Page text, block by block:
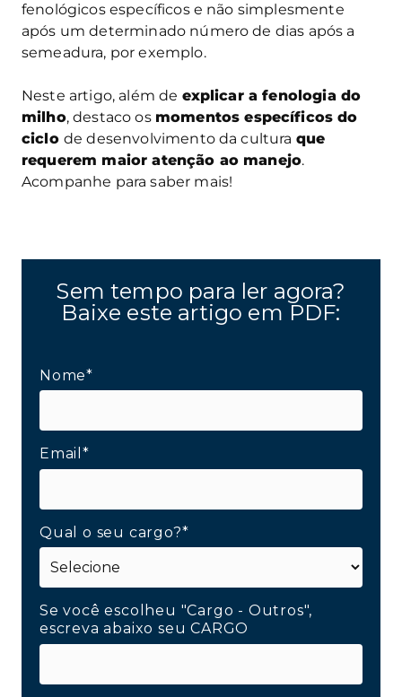
fenológicos específicos e não simplesmente
após um determinado número de dias após a
semeadura, por exemplo.
Neste artigo, além de explicar a fenologia do
milho, destaco os momentos específicos do
ciclo de desenvolvimento da cultura que
requerem maior atenção ao manejo.
Acompanhe para saber mais!
Sem tempo para ler agora?
Baixe este artigo em PDF:
Nome*
Email*
Qual o seu cargo?*
Se você escolheu "Cargo - Outros",
escreva abaixo seu CARGO